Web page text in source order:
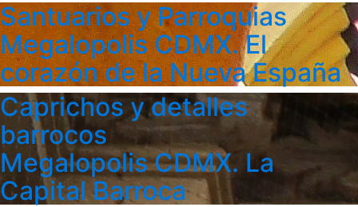
Santuarios y Parroquias
Megalopolis CDMX. El
corazón de la Nueva España
Caprichos y detalles
barrocos
Megalopolis CDMX. La
Capital Barroca